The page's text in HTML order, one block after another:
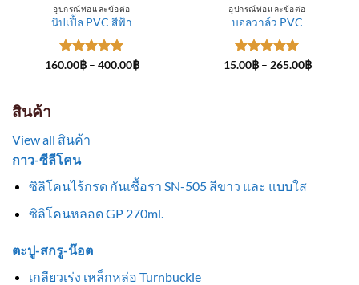
อุปกรณ์ท่อและข้อต่อ
นิปเปิ้ล PVC สีฟ้า
ให้คะแนน
160.00฿ – 400.00฿Price
อุปกรณ์ท่อและข้อต่อ
บอลวาล์ว PVC
ให้คะแนน
15.00฿ – 265.00฿Price
สินค้า
View all สินค้า
กาว-ซีลีโคน
ซิลิโคนไร้กรด กันเชื้อรา SN-505 สีขาว และ แบบใส
ซิลิโคนหลอด GP 270ml.
ตะปู-สกรู-น๊อต
เกลียวเร่ง เหล็กหล่อ Turnbuckle